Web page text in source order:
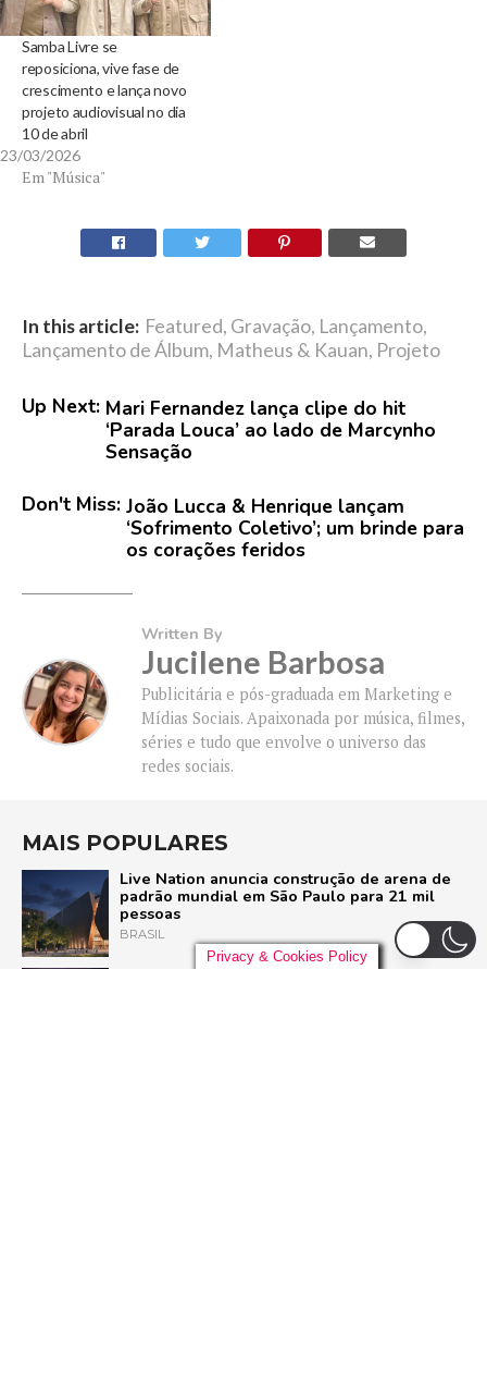
Samba Livre se
reposiciona, vive fase de
crescimento e lança novo
projeto audiovisual no dia
10 de abril
23/03/2026
Em "Música"
In this article: Featured, Gravação, Lançamento,
Lançamento de Álbum, Matheus & Kauan, Projeto
Up Next: Mari Fernandez lança clipe do hit
‘Parada Louca’ ao lado de Marcynho
Sensação
Don't Miss: João Lucca & Henrique lançam
‘Sofrimento Coletivo’; um brinde para
os corações feridos
Written By
Jucilene Barbosa
Publicitária e pós-graduada em Marketing e
Mídias Sociais. Apaixonada por música, filmes,
séries e tudo que envolve o universo das
redes sociais.
MAIS POPULARES
Live Nation anuncia construção de arena de
padrão mundial em São Paulo para 21 mil
pessoas
BRASIL
Pussycat Dolls anunciam primeiro show no
Privacy & Cookies Policy